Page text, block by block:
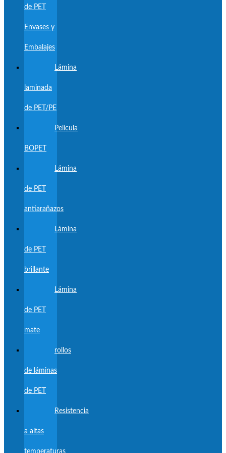
de PET
Envases y
Embalajes
Lámina
laminada
de PET/PE
Película
BOPET
Lámina
de PET
antiarañazos
Lámina
de PET
brillante
Lámina
de PET
mate
rollos
de láminas
de PET
Resistencia
a altas
temperaturas